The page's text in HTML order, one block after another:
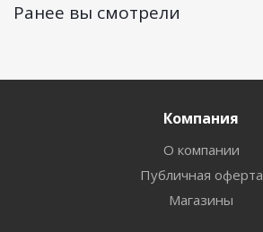
Ранее вы смотрели
Компания
О компании
Публичная оферта
Магазины